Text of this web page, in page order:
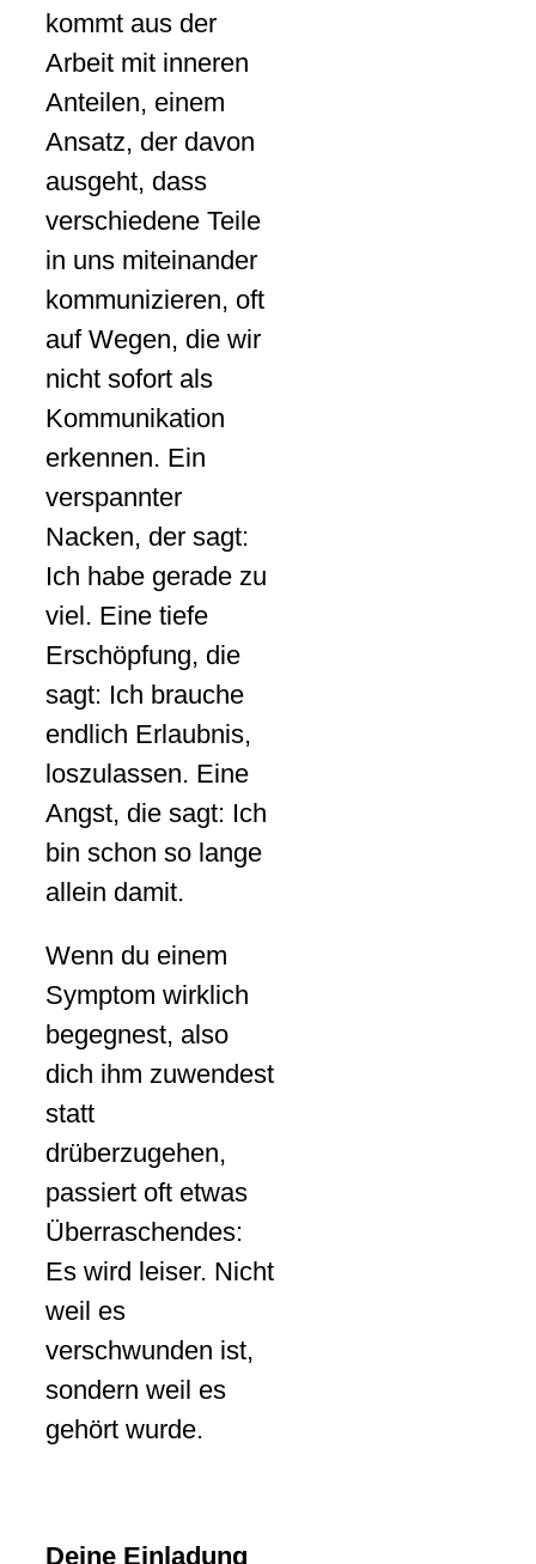
kommt aus der
Arbeit mit inneren
Anteilen, einem
Ansatz, der davon
ausgeht, dass
verschiedene Teile
in uns miteinander
kommunizieren, oft
auf Wegen, die wir
nicht sofort als
Kommunikation
erkennen. Ein
verspannter
Nacken, der sagt:
Ich habe gerade zu
viel. Eine tiefe
Erschöpfung, die
sagt: Ich brauche
endlich Erlaubnis,
loszulassen. Eine
Angst, die sagt: Ich
bin schon so lange
allein damit.
Wenn du einem
Symptom wirklich
begegnest, also
dich ihm zuwendest
statt
drüberzugehen,
passiert oft etwas
Überraschendes:
Es wird leiser. Nicht
weil es
verschwunden ist,
sondern weil es
gehört wurde.
Deine Einladung